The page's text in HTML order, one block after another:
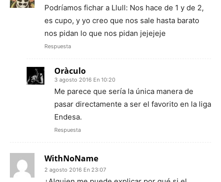
Podríamos fichar a Llull: Nos hace de 1 y de 2,
es cupo, y yo creo que nos sale hasta barato
nos pidan lo que nos pidan jejejeje
Respuesta
Oràculo
3 agosto 2016 En 10:20
Me parece que sería la única manera de
pasar directamente a ser el favorito en la liga
Endesa.
Respuesta
WithNoName
2 agosto 2016 En 23:07